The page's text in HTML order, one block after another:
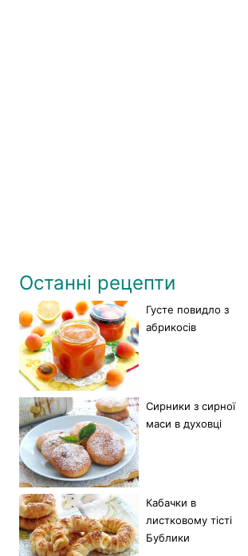
Останні рецепти
Густе повидло з
абрикосів
Сирники з сирної
маси в духовці
Кабачки в
листковому тісті
Бублики